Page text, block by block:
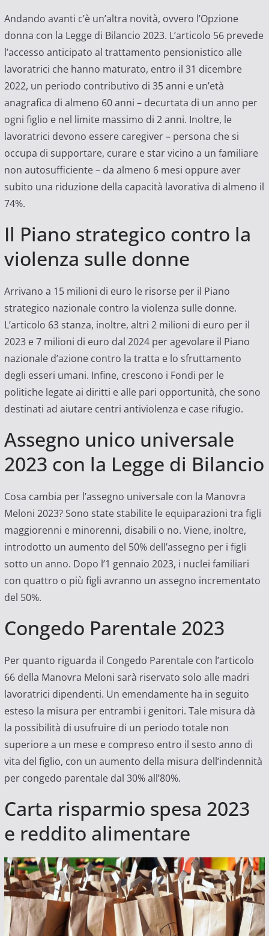
Andando avanti c’è un’altra novità, ovvero l’Opzione
donna con la Legge di Bilancio 2023. L’articolo 56 prevede
l’accesso anticipato al trattamento pensionistico alle
lavoratrici che hanno maturato, entro il 31 dicembre
2022, un periodo contributivo di 35 anni e un’età
anagrafica di almeno 60 anni – decurtata di un anno per
ogni figlio e nel limite massimo di 2 anni. Inoltre, le
lavoratrici devono essere caregiver – persona che si
occupa di supportare, curare e star vicino a un familiare
non autosufficiente – da almeno 6 mesi oppure aver
subito una riduzione della capacità lavorativa di almeno il
74%.
Il Piano strategico contro la
violenza sulle donne
Arrivano a 15 milioni di euro le risorse per il Piano
strategico nazionale contro la violenza sulle donne.
L’articolo 63 stanza, inoltre, altri 2 milioni di euro per il
2023 e 7 milioni di euro dal 2024 per agevolare il Piano
nazionale d’azione contro la tratta e lo sfruttamento
degli esseri umani. Infine, crescono i Fondi per le
politiche legate ai diritti e alle pari opportunità, che sono
destinati ad aiutare centri antiviolenza e case rifugio.
Assegno unico universale
2023 con la Legge di Bilancio
Cosa cambia per l’assegno universale con la Manovra
Meloni 2023? Sono state stabilite le equiparazioni tra figli
maggiorenni e minorenni, disabili o no. Viene, inoltre,
introdotto un aumento del 50% dell’assegno per i figli
sotto un anno. Dopo l’1 gennaio 2023, i nuclei familiari
con quattro o più figli avranno un assegno incrementato
del 50%.
Congedo Parentale 2023
Per quanto riguarda il Congedo Parentale con l’articolo
66 della Manovra Meloni sarà riservato solo alle madri
lavoratrici dipendenti. Un emendamente ha in seguito
esteso la misura per entrambi i genitori. Tale misura dà
la possibilità di usufruire di un periodo totale non
superiore a un mese e compreso entro il sesto anno di
vita del figlio, con un aumento della misura dell’indennità
per congedo parentale dal 30% all’80%.
Carta risparmio spesa 2023
e reddito alimentare